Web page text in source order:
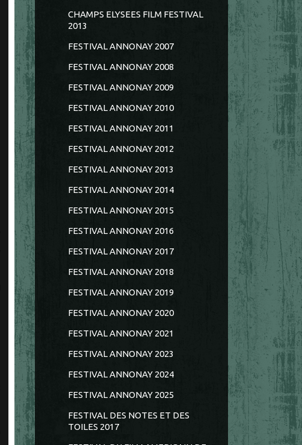
CHAMPS ELYSEES FILM FESTIVAL
2013
FESTIVAL ANNONAY 2007
FESTIVAL ANNONAY 2008
FESTIVAL ANNONAY 2009
FESTIVAL ANNONAY 2010
FESTIVAL ANNONAY 2011
FESTIVAL ANNONAY 2012
FESTIVAL ANNONAY 2013
FESTIVAL ANNONAY 2014
FESTIVAL ANNONAY 2015
FESTIVAL ANNONAY 2016
FESTIVAL ANNONAY 2017
FESTIVAL ANNONAY 2018
FESTIVAL ANNONAY 2019
FESTIVAL ANNONAY 2020
FESTIVAL ANNONAY 2021
FESTIVAL ANNONAY 2023
FESTIVAL ANNONAY 2024
FESTIVAL ANNONAY 2025
FESTIVAL DES NOTES ET DES
TOILES 2017